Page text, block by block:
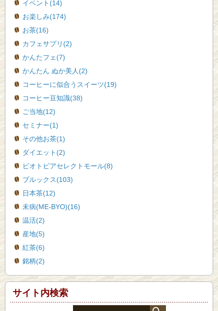
イベント(14)
お楽しみ(174)
お茶(16)
カフェサプリ(2)
かんたフェ(7)
かんたん ぬか美人(2)
コーヒーに似合うスイーツ(19)
コーヒー豆知識(38)
ご当地(12)
セミナー(1)
その他お茶(1)
ダイエット(2)
ビオトピアセレクトモール(8)
ブルックス(103)
日本茶(12)
未病(ME-BYO)(16)
温活(2)
産地(5)
紅茶(6)
銘柄(2)
サイト内検索